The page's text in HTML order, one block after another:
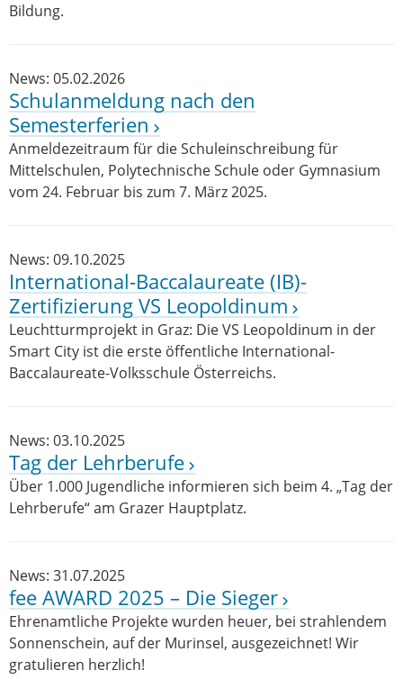
Bildung.
News: 05.02.2026
Schulanmeldung nach den
Semesterferien
Anmeldezeitraum für die Schuleinschreibung für
Mittelschulen, Polytechnische Schule oder Gymnasium
vom 24. Februar bis zum 7. März 2025.
News: 09.10.2025
International-Baccalaureate (IB)-
Zertifizierung VS Leopoldinum
Leuchtturmprojekt in Graz: Die VS Leopoldinum in der
Smart City ist die erste öffentliche International-
Baccalaureate-Volksschule Österreichs.
News: 03.10.2025
Tag der Lehrberufe
Über 1.000 Jugendliche informieren sich beim 4. „Tag der
Lehrberufe“ am Grazer Hauptplatz.
News: 31.07.2025
fee AWARD 2025 – Die Sieger
Ehrenamtliche Projekte wurden heuer, bei strahlendem
Sonnenschein, auf der Murinsel, ausgezeichnet! Wir
gratulieren herzlich!